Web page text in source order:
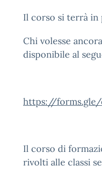
Il corso si terrà in
Chi volesse
disponibile al
https://forms.gle/
Il corso di
rivolti alle classi